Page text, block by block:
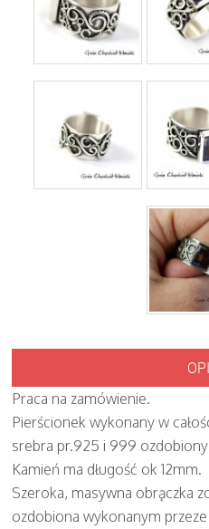
Praca na zamówienie.
Pierścionek wykonany w
srebra pr.925 i 999
Kamień ma długość ok 12mm.
Szeroka, masywna obrączka
ozdobiona wykonanym